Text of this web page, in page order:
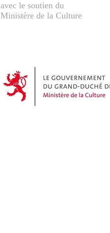
avec le soutien du
Ministère de la Culture